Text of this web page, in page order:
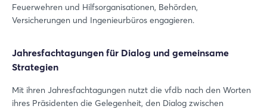
Feuerwehren und Hilfsorganisationen, Behörden,
Versicherungen und Ingenieurbüros engagieren.
Jahresfachtagungen für Dialog und gemeinsame
Strategien
Mit ihren Jahresfachtagungen nutzt die vfdb nach den Worten
ihres Präsidenten die Gelegenheit, den Dialog zwischen